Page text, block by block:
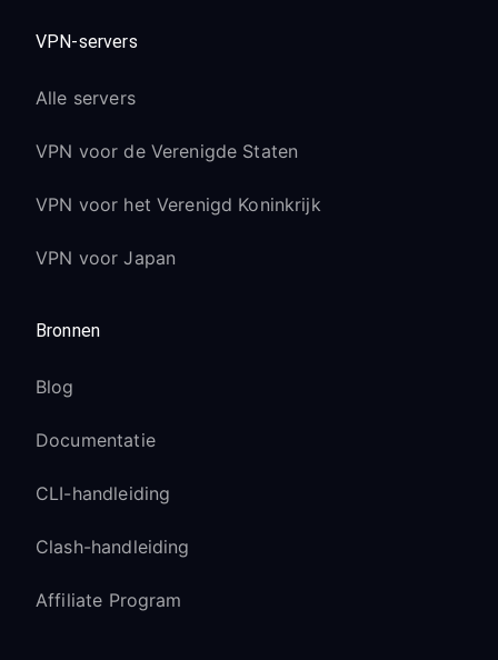
VPN-servers
Alle servers
VPN voor de Verenigde Staten
VPN voor het Verenigd Koninkrijk
VPN voor Japan
Bronnen
Blog
Documentatie
CLI-handleiding
Clash-handleiding
Affiliate Program